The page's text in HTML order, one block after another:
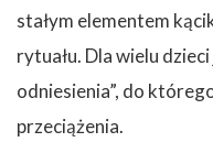
stałym elementem
rytuału. Dla wielu
odniesienia”, do
przeciążenia.